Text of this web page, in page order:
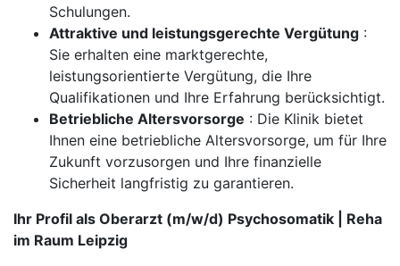
Schulungen.
Attraktive und leistungsgerechte Vergütung :
Sie erhalten eine marktgerechte,
leistungsorientierte Vergütung, die Ihre
Qualifikationen und Ihre Erfahrung berücksichtigt.
Betriebliche Altersvorsorge : Die Klinik bietet
Ihnen eine betriebliche Altersvorsorge, um für Ihre
Zukunft vorzusorgen und Ihre finanzielle
Sicherheit langfristig zu garantieren.
Ihr Profil als Oberarzt (m/w/d) Psychosomatik | Reha
im Raum Leipzig